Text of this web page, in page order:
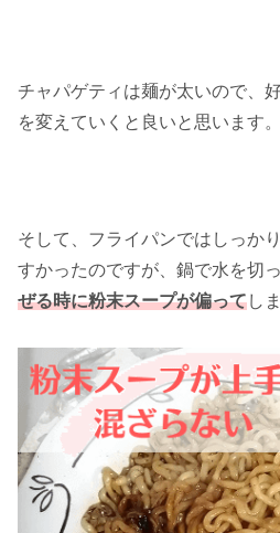
チャパゲティは麺が太いので、
を変えていくと良いと思います。
そして、フライパンではしっか
すかったのですが、鍋で水を切
ぜる時に粉末スープが偏ってし